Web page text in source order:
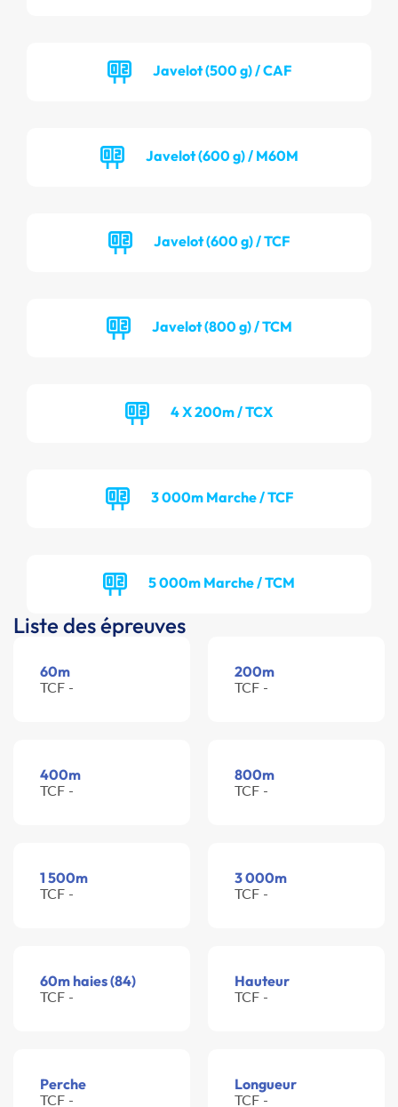
Javelot (500 g) / CAF
Javelot (600 g) / M60M
Javelot (600 g) / TCF
Javelot (800 g) / TCM
4 X 200m / TCX
3 000m Marche / TCF
5 000m Marche / TCM
Liste des épreuves
60m
TCF -
200m
TCF -
400m
TCF -
800m
TCF -
1 500m
TCF -
3 000m
TCF -
60m haies (84)
TCF -
Hauteur
TCF -
Perche
TCF -
Longueur
TCF -